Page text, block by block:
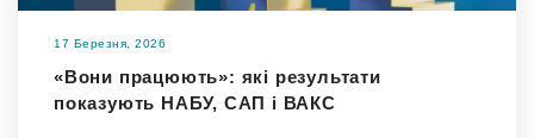
17 Березня, 2026
«Вони працюють»: які результати
показують НАБУ, САП і ВАКС